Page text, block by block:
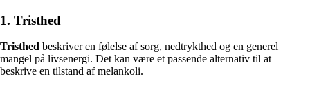
1. Tristhed
Tristhed beskriver en følelse af sorg, nedtrykthed og en generel
mangel på livsenergi. Det kan være et passende alternativ til at
beskrive en tilstand af melankoli.